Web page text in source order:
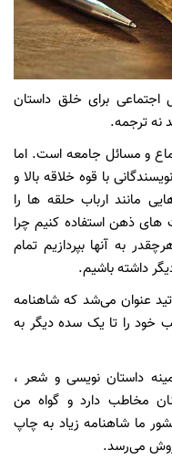
اجتماعی برای خلق داستان
نه ترجمه.
و مسائل جامعه است. اما
با قوه خلاقه بالا و
مانند ارباب حلقه ها را
های ذهن استفاده کنیم چرا
به آنها بپردازیم تمام
داشته باشیم.
عنوان می‌شد که شاهنامه
خود را تا یک سده دیگر به
داستان نویسی و شعر ،
مخاطب دارد و گواه من
ما شاهنامه زیاد به چاپ
می‌رسد.